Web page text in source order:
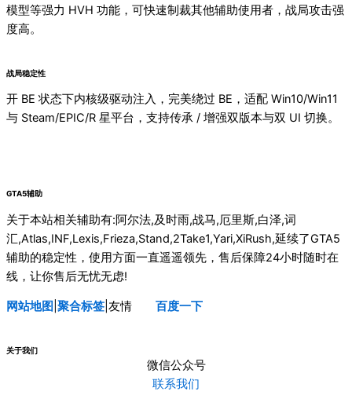
模型等强力 HVH 功能，可快速制裁其他辅助使用者，战局攻击强
度高。
战局稳定性
开 BE 状态下内核级驱动注入，完美绕过 BE，适配 Win10/Win11
与 Steam/EPIC/R 星平台，支持传承 / 增强双版本与双 UI 切换。
GTA5辅助
关于本站相关辅助有:阿尔法,及时雨,战马,厄里斯,白泽,词
汇,Atlas,INF,Lexis,Frieza,Stand,2Take1,Yari,XiRush,延续了GTA5
辅助的稳定性，使用方面一直遥遥领先，售后保障24小时随时在
线，让你售后无忧无虑!
网站地图 聚合标签 |友情 百度一下
关于我们
微信公众号
联系我们